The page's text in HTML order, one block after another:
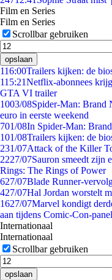
Film en Series
Film en Series
Scrollbar gebruiken
opslaan
116:00Trailers kijken: de
115:21Netflix-abonnees
GTA VI trailer
1003/08Spider-Man: Brand
euro in eerste weekend
701/08In Spider-Man:
101/08Trailers kijken: de
231/07Attack of the Killer
2227/07Sauron smeedt zijn
Rings: The Rings of Power
627/07Blade Runner-
427/07Hal Jordan worstelt
1627/07Marvel kondigt
aan tijdens Comic-Con-panel
Internationaal
Internationaal
Scrollbar gebruiken
opslaan